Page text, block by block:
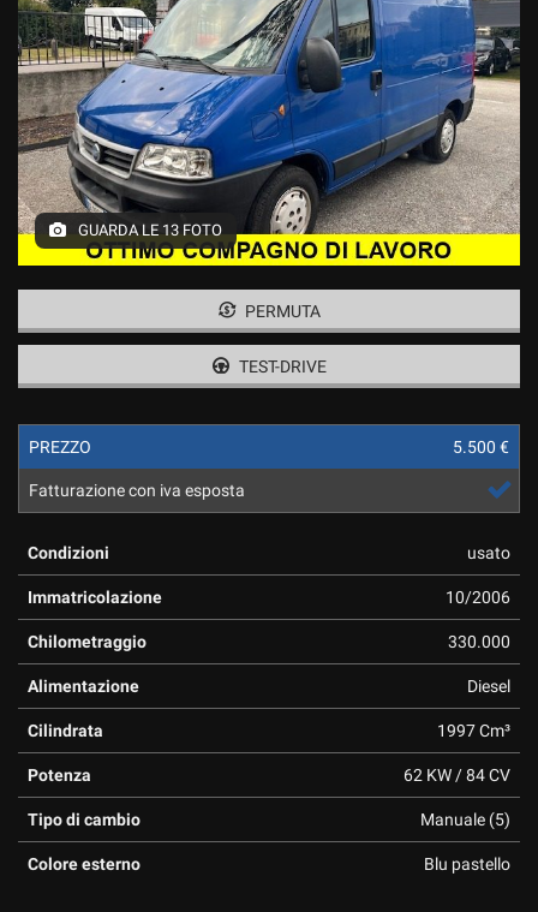
GUARDA LE 13 FOTO
PERMUTA
TEST-DRIVE
PREZZO 5.500 €
Fatturazione con iva esposta
Condizioni usato
Immatricolazione 10/2006
Chilometraggio 330.000
Alimentazione Diesel
Cilindrata 1997 Cm³
Potenza 62 KW / 84 CV
Tipo di cambio Manuale (5)
Colore esterno Blu pastello